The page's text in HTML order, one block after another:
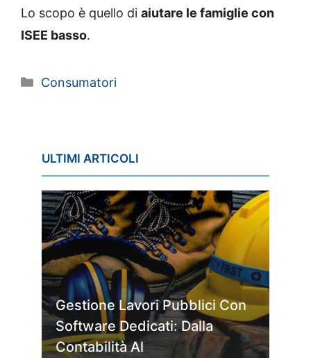
Lo scopo è quello di aiutare le famiglie con
ISEE basso.
Categorie
Consumatori
ULTIMI ARTICOLI
Gestione Lavori Pubblici Con
Software Dedicati: Dalla
Contabilità Al